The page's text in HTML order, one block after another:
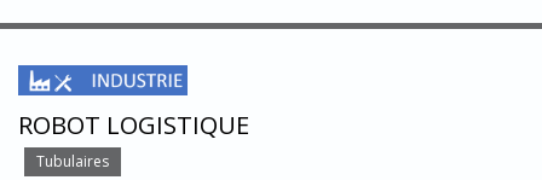
ROBOT LOGISTIQUE
Tubulaires